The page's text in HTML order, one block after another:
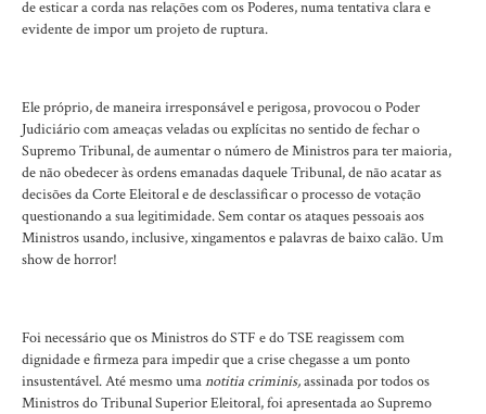
de esticar a corda nas relações com os Poderes, numa tentativa clara e
evidente de impor um projeto de ruptura.
Ele próprio, de maneira irresponsável e perigosa, provocou o Poder
Judiciário com ameaças veladas ou explícitas no sentido de fechar o
Supremo Tribunal, de aumentar o número de Ministros para ter maioria,
de não obedecer às ordens emanadas daquele Tribunal, de não acatar as
decisões da Corte Eleitoral e de desclassificar o processo de votação
questionando a sua legitimidade. Sem contar os ataques pessoais aos
Ministros usando, inclusive, xingamentos e palavras de baixo calão. Um
show de horror!
Foi necessário que os Ministros do STF e do TSE reagissem com
dignidade e firmeza para impedir que a crise chegasse a um ponto
insustentável. Até mesmo umanotitia criminis,assinada por todos os
Ministros do Tribunal Superior Eleitoral, foi apresentada ao Supremo